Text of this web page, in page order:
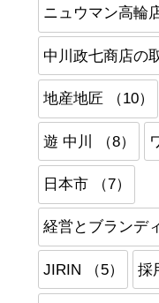
ニュウマン高輪
中川政七商店の
地産地匠 （10）
遊 中川 （8）
日本市 （7）
経営とブランデ
JIRIN （5） 採